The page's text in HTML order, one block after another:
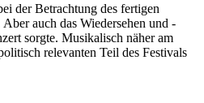
der Betrachtung des fertigen
Aber auch das Wiedersehen und -
sorgte. Musikalisch näher am
relevanten Teil des Festivals